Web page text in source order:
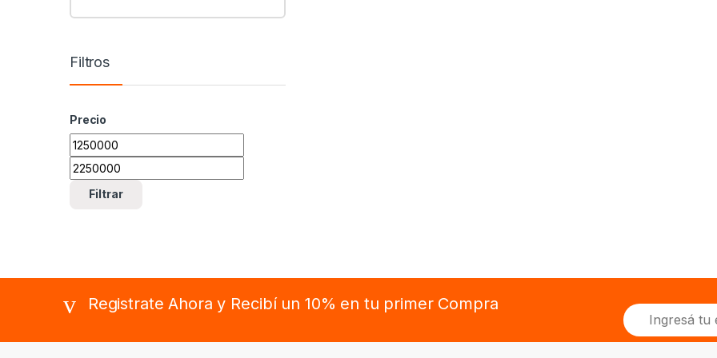
Filtros
Precio
Precio mínimo
Precio máximo
Filtrar
Registrate Ahora y Recibí un 10% en tu primer Compra